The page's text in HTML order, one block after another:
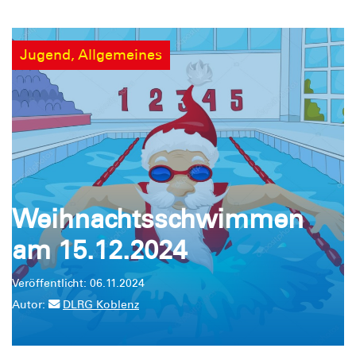
Jugend, Allgemeines
Weihnachtsschwimmen
am 15.12.2024
Veröffentlicht: 06.11.2024
Autor:
DLRG Koblenz